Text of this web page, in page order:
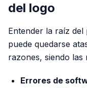
del logo
Entender la raíz del
puede quedarse
razones, siendo las
Errores de